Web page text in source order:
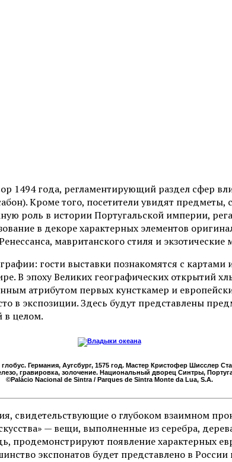
1494 года, регламентирующий раздел сфер
Кроме того, посетители увидят
роль в истории Португальской империи,
в декоре характерных элементов
мавританского стиля и
гости выставки познакомятся с
В эпоху Великих географических открытий
атрибутом первых кунсткамер и
в экспозиции. Здесь будут представлены
в целом.
Германия, Аугсбург, 1575 год. Мастер Кристофер Шисслер
гравировка, золочение. Национальный дворец Синтры,
©Palácio Nacional de Sintra / Parques de Sintra Monte da Lua, S.A.
свидетельствующие о глубоком взаимном
— вещи, выполненные из серебра,
продемонстрируют появление характерных
экспонатов будет представлено в России